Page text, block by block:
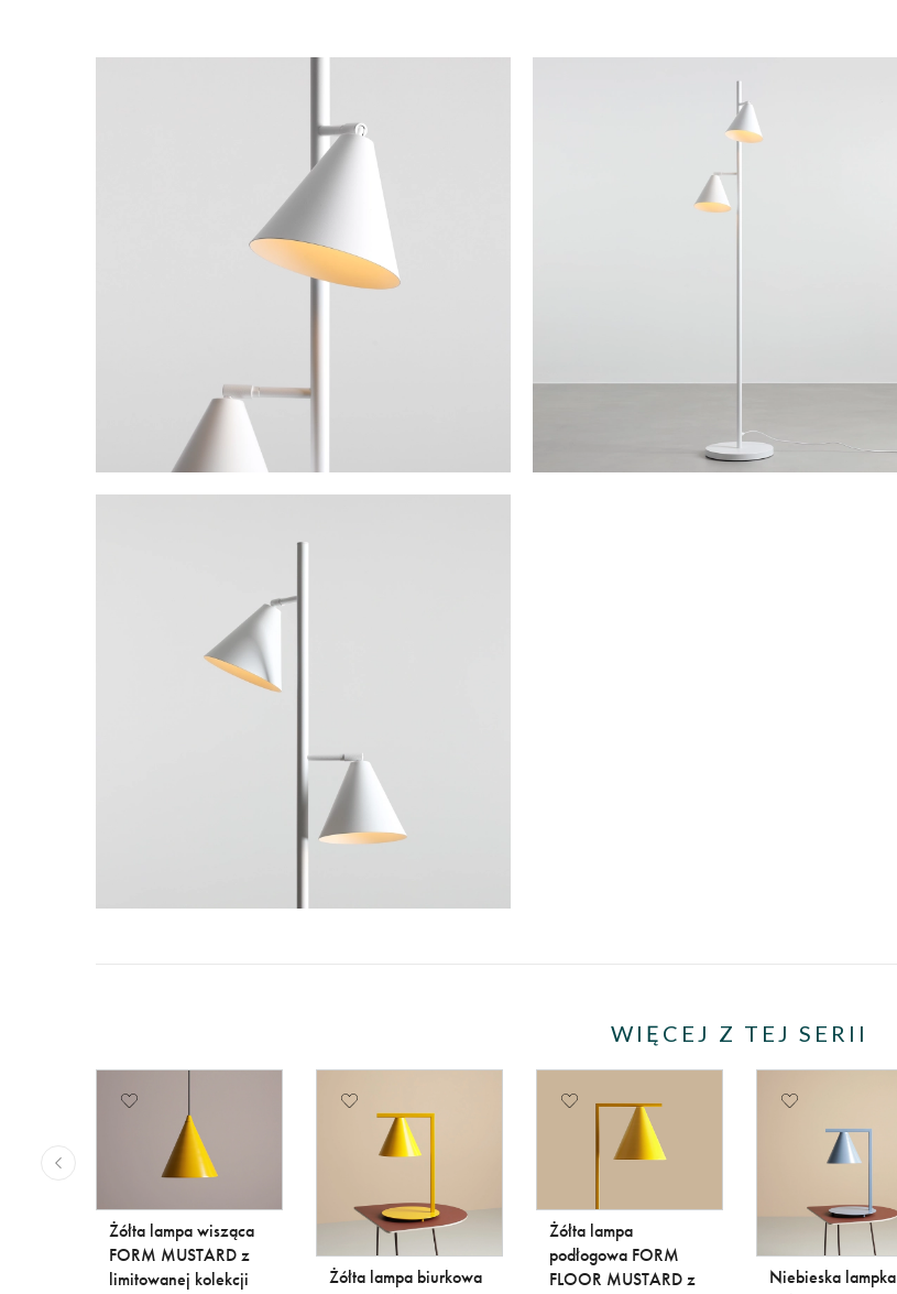
WIĘCEJ Z TEJ SERII
Żółta lampa wisząca
FORM MUSTARD z
limitowanej kolekcji
Żółta lampa biurkowa
Żółta lampa
podłogowa FORM
FLOOR MUSTARD z
Niebieska lampka